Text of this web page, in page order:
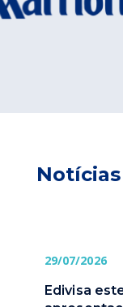
Notícias
29/07/2026
Edivisa